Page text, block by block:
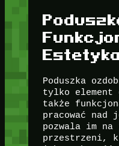
Poduszka
tylko element
także
pracować nad
pozwala im na
przestrzeni,